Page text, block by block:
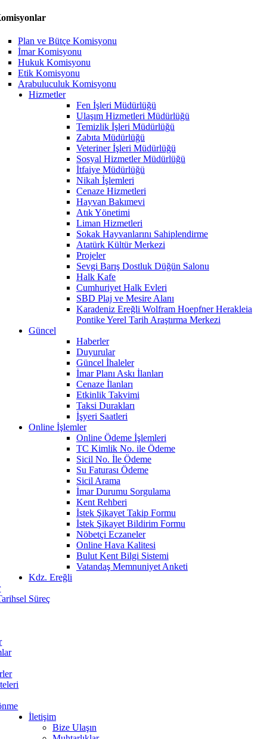
Plan ve Bütçe Komisyonu
İmar Komisyonu
Hukuk Komisyonu
Etik Komisyonu
Arabuluculuk Komisyonu
Hizmetler
Fen İşleri Müdürlüğü
Ulaşım Hizmetleri Müdürlüğü
Temizlik İşleri Müdürlüğü
Zabıta Müdürlüğü
Veteriner İşleri Müdürlüğü
Sosyal Hizmetler Müdürlüğü
İtfaiye Müdürlüğü
Nikah İşlemleri
Cenaze Hizmetleri
Hayvan Bakımevi
Atık Yönetimi
Liman Hizmetleri
Sokak Hayvanlarını Sahiplendirme
Atatürk Kültür Merkezi
Projeler
Sevgi Barış Dostluk Düğün Salonu
Halk Kafe
Cumhuriyet Halk Evleri
SBD Plaj ve Mesire Alanı
Karadeniz Ereğli Wolfram Hoepfner Herakleia
Pontike Yerel Tarih Araştırma Merkezi
Güncel
Haberler
Duyurular
Güncel İhaleler
İmar Planı Askı İlanları
Cenaze İlanları
Etkinlik Takvimi
Taksi Durakları
İşyeri Saatleri
Online İşlemler
Online Ödeme İşlemleri
TC Kimlik No. ile Ödeme
Sicil No. İle Ödeme
Su Faturası Ödeme
Sicil Arama
İmar Durumu Sorgulama
Kent Rehberi
İstek Şikayet Takip Formu
İstek Şikayet Bildirim Formu
Nöbetçi Eczaneler
Online Hava Kalitesi
Bulut Kent Bilgi Sistemi
Vatandaş Memnuniyet Anketi
Kdz. Ereğli
Süreç
İletişim
Bize Ulaşın